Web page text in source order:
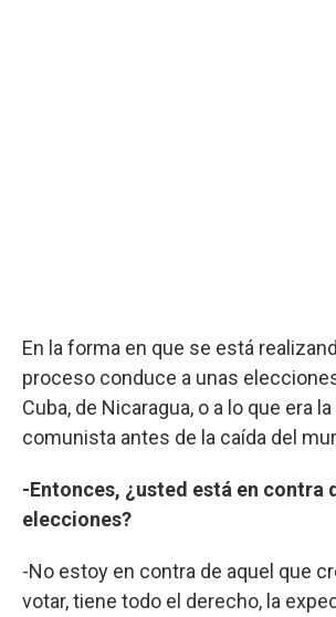
En la forma en que se está
proceso conduce a unas
Cuba, de Nicaragua, o a lo que era
comunista antes de la caída del
-Entonces, ¿usted está en contra
elecciones?
-No estoy en contra de aquel que
votar, tiene todo el derecho, la